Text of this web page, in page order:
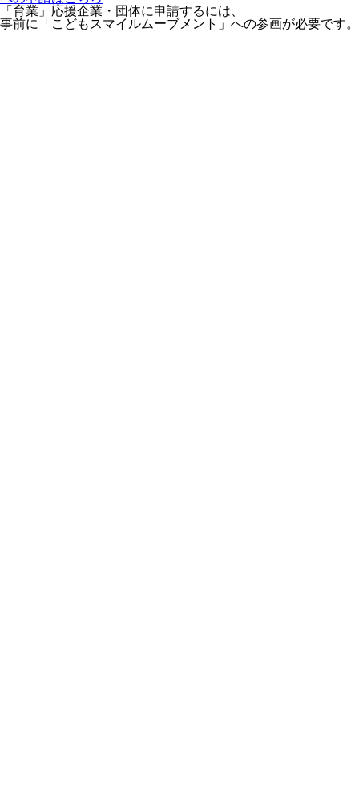
「育業」応援企業・団体に申請するには、
事前に「こどもスマイルムーブメント」への参画が必要です。